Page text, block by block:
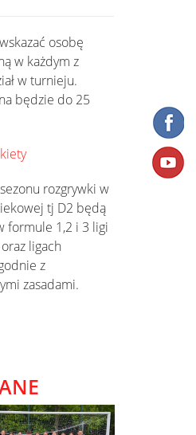
osobę
w każdym z
w turnieju.
będzie do 25
rozgrywki w
tj D2 będą
formule 1,2 i 3 ligi
ligach
z
zasadami.